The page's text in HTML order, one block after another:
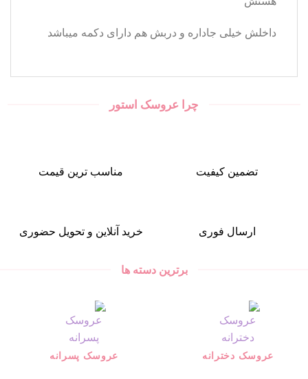
داخلش خیلی جاداره و دربش هم دارای دکمه میباشد
چرا عروسک استور
تضمین کیفیت مناسب ترین قیمت
ارسال فوری خرید آنلاین و تحویل حضوری
برترین دسته ها
عروسک دخترانه عروسک پسرانه